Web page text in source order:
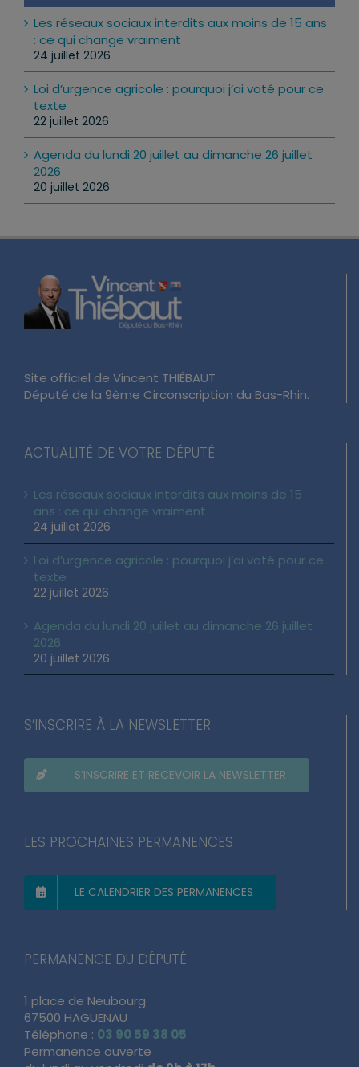
Les réseaux sociaux interdits aux moins de 15 ans
: ce qui change vraiment
24 juillet 2026
Loi d’urgence agricole : pourquoi j’ai voté pour ce
texte
22 juillet 2026
Agenda du lundi 20 juillet au dimanche 26 juillet
2026
20 juillet 2026
Site officiel de Vincent THIÉBAUT
Député de la 9ème Circonscription du Bas-Rhin.
ACTUALITÉ DE VOTRE DÉPUTÉ
Les réseaux sociaux interdits aux moins de 15
ans : ce qui change vraiment
24 juillet 2026
Loi d’urgence agricole : pourquoi j’ai voté pour ce
texte
22 juillet 2026
Agenda du lundi 20 juillet au dimanche 26 juillet
2026
20 juillet 2026
S’INSCRIRE À LA NEWSLETTER
S’INSCRIRE ET RECEVOIR LA NEWSLETTER
LES PROCHAINES PERMANENCES
LE CALENDRIER DES PERMANENCES
PERMANENCE DU DÉPUTÉ
1 place de Neubourg
67500 HAGUENAU
Téléphone : 03 90 59 38 05
Permanence ouverte